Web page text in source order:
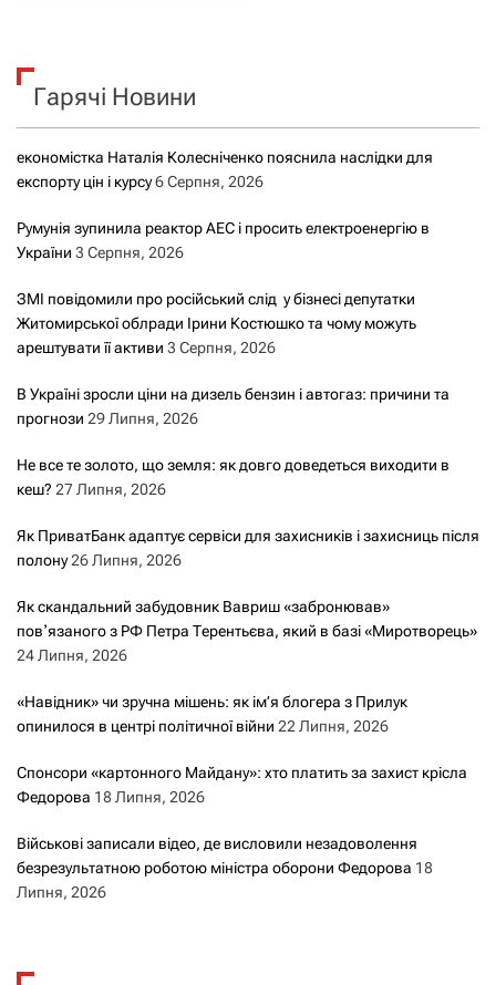
к
Гарячі Новини
економістка Наталія Колесніченко пояснила наслідки для
експорту цін і курсу6 Серпня, 2026
Румунія зупинила реактор АЕС і просить електроенергію в
України 3 Серпня, 2026
ЗМІ повідомили про російський слід у бізнесі депутатки
Житомирської облради Ірини Костюшко та чому можуть
арештувати її активи 3 Серпня, 2026
В Україні зросли ціни на дизель бензин і автогаз: причини та
прогнози 29 Липня, 2026
Не все те золото, що земля: як довго доведеться виходити в
кеш? 27 Липня, 2026
Як ПриватБанк адаптує сервіси для захисників і захисниць після
полону26 Липня, 2026
Як скандальний забудовник Вавриш «забронював»
повʼязаного з РФ Петра Терентьєва, який в базі «Миротворець»
24 Липня, 2026
«Навідник» чи зручна мішень: як ім’я блогера з Прилук
опинилося в центрі політичної війни 22 Липня, 2026
Спонсори «картонного Майдану»: хто платить за захист крісла
Федорова 18 Липня, 2026
Військові записали відео, де висловили незадоволення
безрезультатною роботою міністра оборони Федорова 18
Липня, 2026